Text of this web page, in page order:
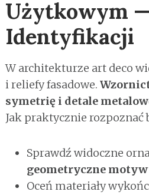
Użytkowym
Identyfikacji
W architekturze art deco
i reliefy fasadowe.
symetrię i detale
Jak praktycznie
Sprawdź widoczne
geometryczne
Oceń materiały